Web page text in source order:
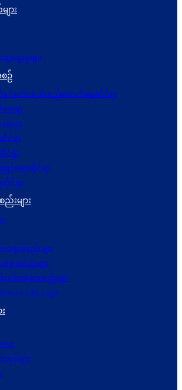
ား
းနွေးမှုများ
ဉ်
နှင့်ဖက်ဒရယ်တည်ဆောက်ရေးဆိုင်ရာ
ေးရာ
းရာ
င်ရာ
ဆိုင်ရာ
ရှင်းရေးဆိုင်ရာ
င်ရာ
များ
ဖွဲ့အစည်းများ
ဖွဲ့အစည်းများ
ထမ်းအဖွဲ့အစည်းများ
URLs များ
ေး
ပ်များ